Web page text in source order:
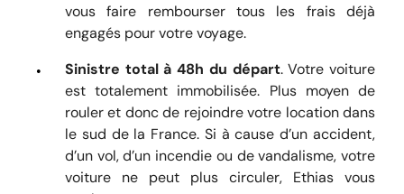
vous faire rembourser tous les frais déjà
engagés pour votre voyage.
Sinistre total à 48h du départ. Votre voiture
est totalement immobilisée. Plus moyen de
rouler et donc de rejoindre votre location dans
le sud de la France. Si à cause d’un accident,
d’un vol, d’un incendie ou de vandalisme, votre
voiture ne peut plus circuler, Ethias vous